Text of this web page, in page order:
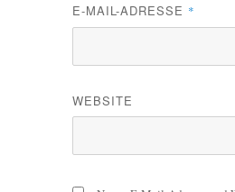
E-MAIL-ADRESSE *
WEBSITE